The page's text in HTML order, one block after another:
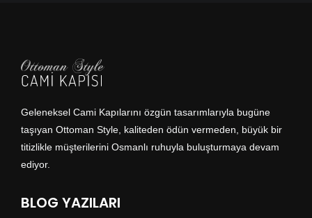
Geleneksel Cami Kapılarını özgün tasarımlarıyla bugüne
taşıyan Ottoman Style, kaliteden ödün vermeden, büyük bir
titizlikle müşterilerini Osmanlı ruhuyla buluşturmaya devam
ediyor.
BLOG YAZILARI